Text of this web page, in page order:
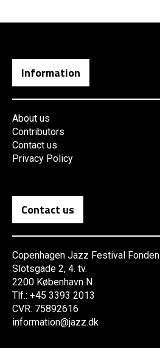
Information
About us
Contributors
Contact us
Privacy Policy
Contact us
Copenhagen Jazz Festival Fonden
Slotsgade 2, 4. tv.
2200 København N
Tlf.: +45 3393 2013
CVR: 75892616
information@jazz.dk